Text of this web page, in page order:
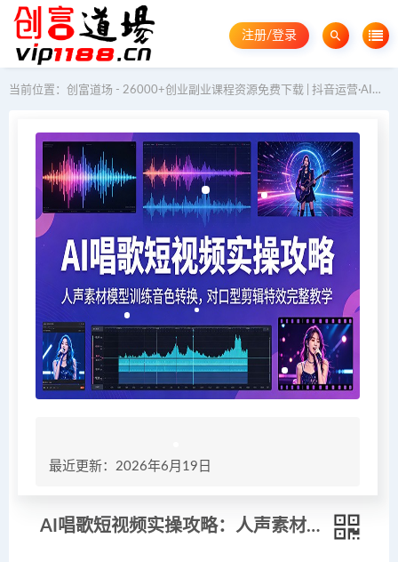
注册/登录
当前位置： 创富道场 - 26000+创业副业课程资源免费下载 | 抖音运营·AI教程·GEO优化
最近更新：2026年6月19日
AI唱歌短视频实操攻略：人声素材模型训练音色转换，对口型剪辑特效完整教学